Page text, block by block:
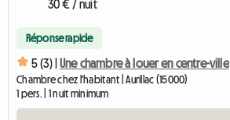
30 € / nuit
Réponse rapide
5 (3) | Une chambre à louer en centre-ville
Chambre chez l'habitant | Aurillac (15000)
1 pers. | 1 nuit minimum